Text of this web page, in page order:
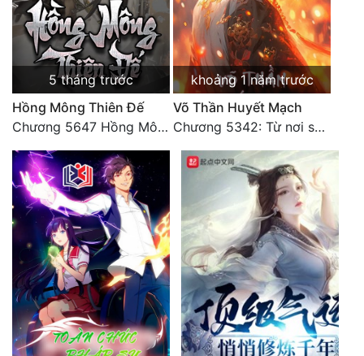
5 tháng trước
Hồng Mông Thiên Đế
Chương 5647 Hồng Mông Thiên Đế (HẾT)
khoảng 1 năm trước
Võ Thần Huyết Mạch
Chương 5342: Từ nơi sâu xa tự có thiên ý, mới Thiên Đạo